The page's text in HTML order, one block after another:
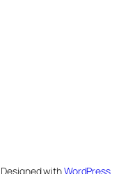
Designed withWordPress